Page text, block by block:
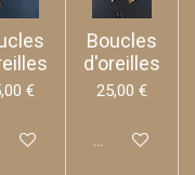
€
au panier
Boucles
d'oreilles
25,00 €
Ajouter au